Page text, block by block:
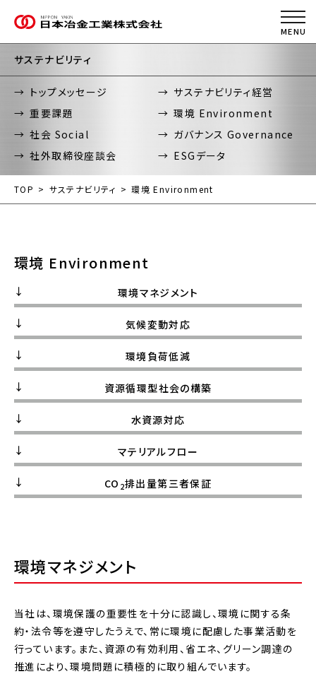
サステナビリティ
トップメッセージ
サステナビリティ経営
重要課題
環境 Environment
社会 Social
ガバナンス Governance
社外取締役座談会
ESGデータ
TOP サステナビリティ 環境 Environment
環境 Environment
環境マネジメント
気候変動対応
環境負荷低減
資源循環型社会の構築
水資源対応
マテリアルフロー
CO 2排出量第三者保証
環境マネジメント
当社は、環境保護の重要性を十分に認識し、環境に関する条
約・法令等を遵守したうえで、常に環境に配慮した事業活動を
行っています。また、資源の有効利用、省エネ、グリーン調達の
推進により、環境問題に積極的に取り組んでいます。